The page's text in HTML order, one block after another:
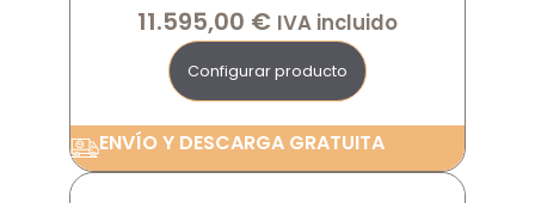
11.595,00 € IVA incluido
Configurar producto
ENVÍO Y DESCARGA GRATUITA